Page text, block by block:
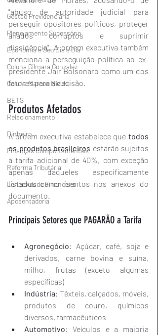
Gestão Previdenciária
Planejamento Sucessório
Economia e Seu Dia a Dia
Coluna Gilmara Gonzalez
Coluna Marcos Mizuki
BETS
Relacionamento
Dinheiro
Finanças Comportamentais
Reforma Tributária
Longevidade Financeira
Aposentadoria
"abuso de autoridade judicial para
perseguir opositores políticos, proteger
aliados corruptos e suprimir
dissidência". A ordem executiva também
menciona a perseguição política ao ex-
presidente Jair Bolsonaro como um dos
fatores para a decisão.
Produtos Afetados
A ordem executiva estabelece que todos
os produtos brasileiros estarão sujeitos
à tarifa adicional de 40%, com exceção
apenas daqueles especificamente
listados como isentos nos anexos do
documento.
Principais Setores que PAGARÃO a Tarifa
Agronegócio: Açúcar, café, soja e
derivados, carne bovina e suína,
milho, frutas (exceto algumas
específicas)
Indústria: Têxteis, calçados, móveis,
produtos de couro, químicos
diversos, farmacêuticos
Automotivo: Veículos e a maioria